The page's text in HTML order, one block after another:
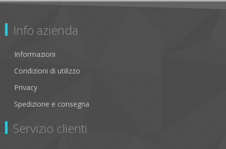
Info azienda
Informazioni
Condizioni di utilizzo
Privacy
Spedizione e consegna
Servizio clienti